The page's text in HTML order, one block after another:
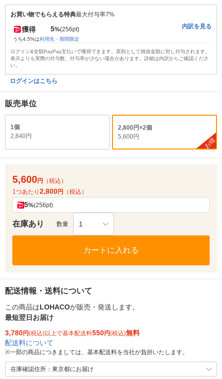
お買い物でもらえる特典最大付与率7%
獲得 5%(256pt)
うち4.5%は利用先・期間限定
内訳を見る
ログイン&全額PayPay支払いで獲得できます。原則として税抜金額に対し付与されます。
表示よりも実際の付与数、付与率が少ない場合があります。詳細は内訳からご確認くださ
い。
ログインはこちら
販売単位
1個
2,840円
2,800円×2個
5,600円
お得
5,600円
（税込）
1つあたり 2,800円 （税込）
5%(256pt)
在庫あり 数量 1
カートに入れる
配送情報・送料について
この商品はLOHACOが販売・発送します。
最短翌日お届け
3,780円(税込)以上で基本配送料550円(税込)無料
配送料について
※一部の商品につきましては、基本配送料を当社が負担いたします。
在庫確認住所：東京都にお届け